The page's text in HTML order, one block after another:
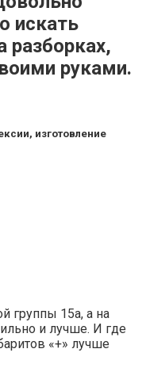
искать
руками.
изготовление
группы 15а, а на
и лучше. И где
«+» лучше